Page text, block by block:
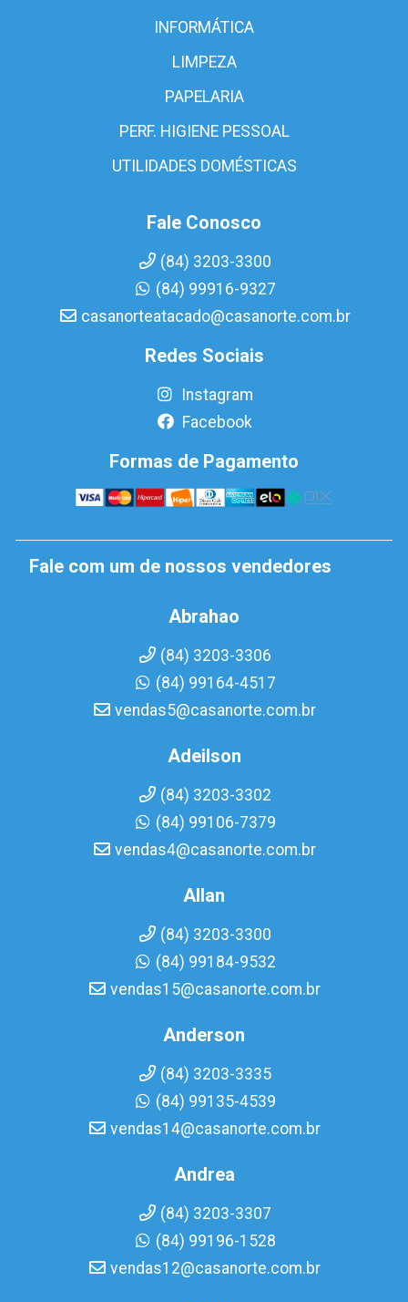
INFORMÁTICA
LIMPEZA
PAPELARIA
PERF. HIGIENE PESSOAL
UTILIDADES DOMÉSTICAS
Fale Conosco
(84) 3203-3300
(84) 99916-9327
casanorteatacado@casanorte.com.br
Redes Sociais
Instagram
Facebook
Formas de Pagamento
Fale com um de nossos vendedores
Abrahao
(84) 3203-3306
(84) 99164-4517
vendas5@casanorte.com.br
Adeilson
(84) 3203-3302
(84) 99106-7379
vendas4@casanorte.com.br
Allan
(84) 3203-3300
(84) 99184-9532
vendas15@casanorte.com.br
Anderson
(84) 3203-3335
(84) 99135-4539
vendas14@casanorte.com.br
Andrea
(84) 3203-3307
(84) 99196-1528
vendas12@casanorte.com.br